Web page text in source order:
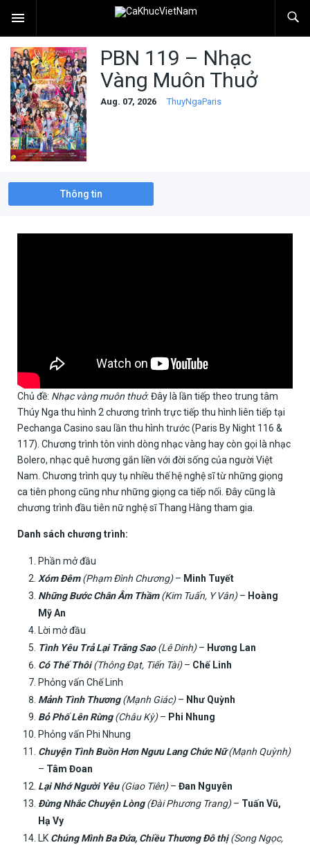
PBN 119 – Nhạc
Vàng Muôn Thuở
Aug. 07, 2026 ThuyNgaParis
Thông tin
Chủ đề: Nhạc vàng muôn thuở. Đây là lần tiếp theo trung tâm
Thúy Nga thu hình 2 chương trình trực tiếp thu hình liên tiếp tại
Pechanga Casino sau lần thu hình trước (Paris By Night 116 &
117). Chương trình tôn vinh dòng nhạc vàng hay còn gọi là nhạc
Bolero, nhạc quê hương gắn liền với đời sống của người Việt
Nam. Chương trình quy tụ nhiều thế hệ nghệ sĩ từ những giọng
ca tiên phong cũng như những giọng ca tiếp nối. Đây cũng là
chương trình đầu tiên nữ nghệ sĩ Thang Hằng tham gia.
Danh sách chương trình:
Phần mở đầu
Xóm Đêm(Phạm Đình Chương)– Minh Tuyết
Những Bước Chân Âm Thầm(Kim Tuấn, Y Vân)– Hoàng
Mỹ An
Lời mở đầu
Tình Yêu Trả Lại Trăng Sao(Lê Dinh)– Hương Lan
Có Thế Thôi(Thông Đạt, Tiến Tài)– Chế Linh
Phỏng vấn Chế Linh
Mảnh Tình Thương(Mạnh Giác)– Như Quỳnh
Bỏ Phố Lên Rừng(Châu Kỳ)– Phi Nhung
Phỏng vấn Phi Nhung
Chuyện Tình Buồn Hơn Ngưu Lang Chức Nữ(Mạnh Quỳnh)
– Tâm Đoan
Lại Nhớ Người Yêu(Giao Tiên)– Đan Nguyên
Đừng Nhắc Chuyện Lòng(Đài Phương Trang)– Tuấn Vũ,
Hạ Vy
LK Chúng Mình Ba Đứa, Chiều Thương Đô thị(Song Ngọc,